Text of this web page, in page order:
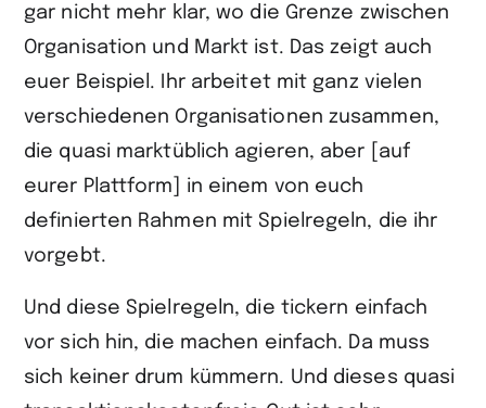
gar nicht mehr klar, wo die Grenze zwischen
Organisation und Markt ist. Das zeigt auch
euer Beispiel. Ihr arbeitet mit ganz vielen
verschiedenen Organisationen zusammen,
die quasi marktüblich agieren, aber [auf
eurer Plattform] in einem von euch
definierten Rahmen mit Spielregeln, die ihr
vorgebt.
Und diese Spielregeln, die tickern einfach
vor sich hin, die machen einfach. Da muss
sich keiner drum kümmern. Und dieses quasi